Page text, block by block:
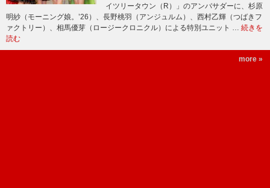
イツリータウン（R）」のアンバサダーに、杉原
明紗（モーニング娘。’26）、長野桃羽（アンジュルム）、西村乙輝（つばきフ
ァクトリー）、相馬優芽（ロージークロニクル）による特別ユニット … 続きを
読む
more »